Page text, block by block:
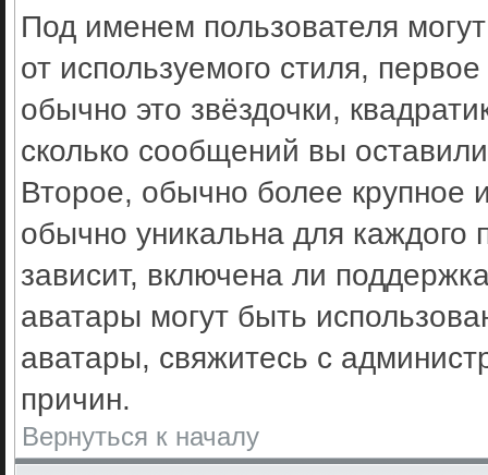
Под именем пользователя
от используемого стиля,
обычно это звёздочки,
сколько сообщений вы
Второе, обычно более крупное
обычно уникальна для каждого
зависит, включена ли
аватары могут быть
аватары, свяжитесь с
причин.
Вернуться к началу